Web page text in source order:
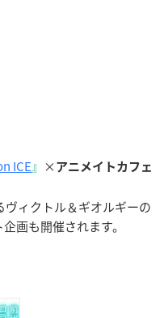
ICE』 × アニメイトカフェ
ィクトル＆ギオルギーの
画も開催されます。